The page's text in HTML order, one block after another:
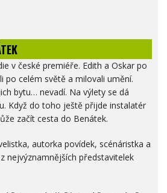
v české premiéře. Edith a Oskar po
po celém světě a milovali umění.
bytu… nevadí. Na výlety se dá
Když do toho ještě přijde instalatér
začít cesta do Benátek.
autorka povídek, scénáristka a
nejvýznamnějších představitelek